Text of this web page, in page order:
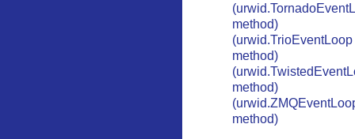
method)
(urwid.TrioEventLoop
method)
method)
method)